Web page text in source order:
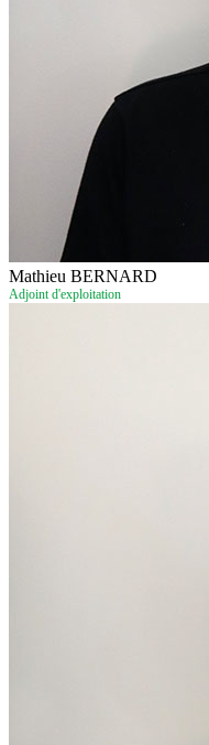
Mathieu BERNARD
Adjoint d'exploitation